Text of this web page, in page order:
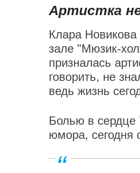
Артистка
Клара
зале "Мюзик-
призналась
говорить, не
ведь жизнь
Болью в сердце
юмора, сегодня